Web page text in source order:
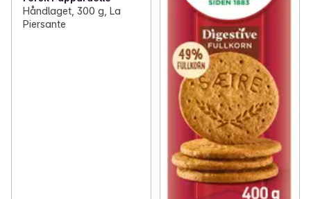
Håndlaget, 300 g, La
Piersante